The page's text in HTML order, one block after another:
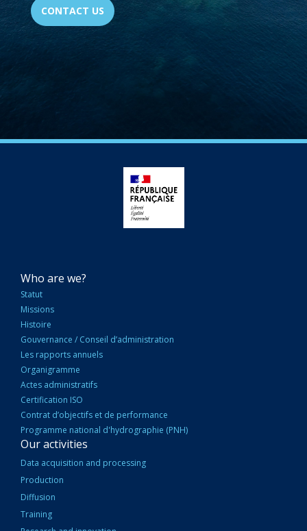
CONTACT US
NAVIGATION
PRINCIPALE
Who are we?
Statut
Missions
Histoire
Gouvernance / Conseil d’administration
Les rapports annuels
Organigramme
Actes administratifs
Certification ISO
Contrat d’objectifs et de performance
Programme national d'hydrographie (PNH)
Our activities
Data acquisition and processing
Production
Diffusion
Training